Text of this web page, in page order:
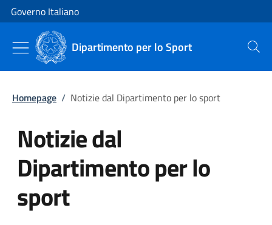
Vai al contenuto
Vai alla navigazione del sito
Governo Italiano
Dipartimento per lo Sport Cerca
Homepage / Notizie dal Dipartimento per lo sport
Notizie dal
Dipartimento per lo
sport